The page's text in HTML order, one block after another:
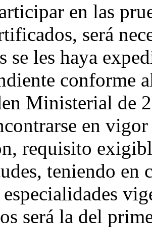
en las
será
se les haya
conforme
Ministerial de
en
requisito
teniendo en
será la del